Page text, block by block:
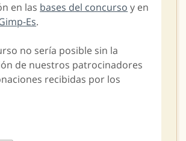
en las bases del concurso y en
Es.
no sería posible sin la
de nuestros patrocinadores
recibidas por los